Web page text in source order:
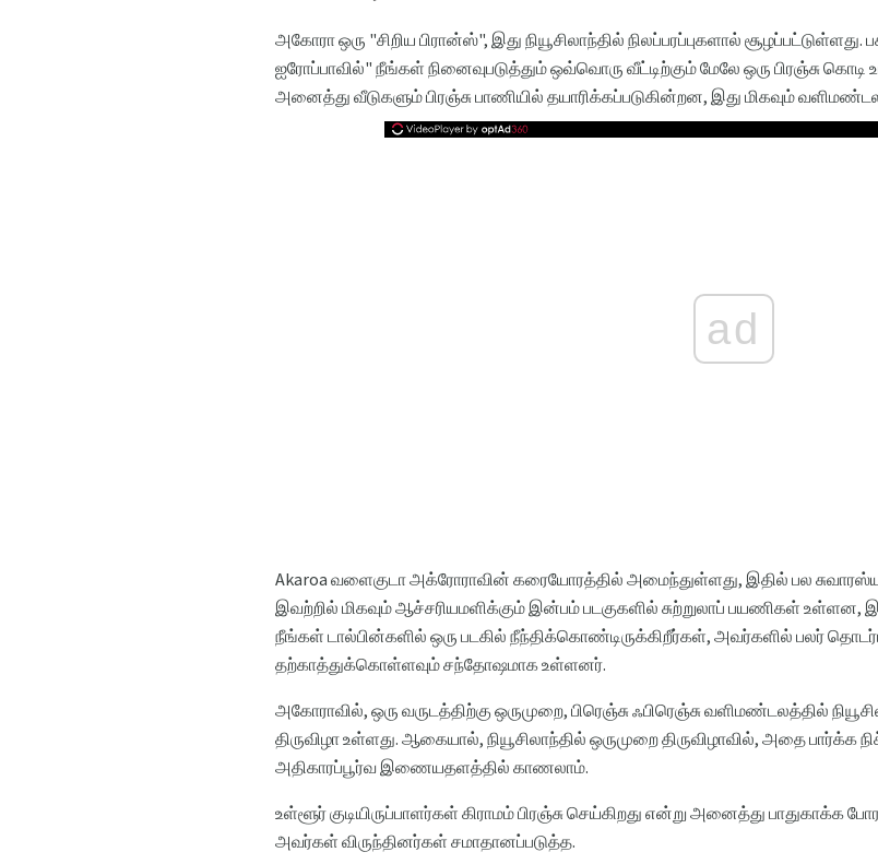
அகோரா ஒரு "சிறிய பிரான்ஸ்", இது நியூசிலாந்தில் நிலப்பரப்புகளால்
ஐரோப்பாவில்" நீங்கள் நினைவுபடுத்தும் ஒவ்வொரு வீட்டிற்கும் மேலே ஒரு பிரஞ்சு கொடி
அனைத்து வீடுகளும் பிரஞ்சு பாணியில் தயாரிக்கப்படுகின்றன, இது மிகவும் வளிமண்டல
ad
Akaroa வளைகுடா அக்ரோராவின் கரையோரத்தில் அமைந்துள்ளது, இதில் பல
இவற்றில் மிகவும் ஆச்சரியமளிக்கும் இன்பம் படகுகளில் சுற்றுலாப் பயணிகள் உள்ளன,
நீங்கள் டால்பின்களில் ஒரு படகில் நீந்திக்கொண்டிருக்கிறீர்கள், அவர்களில் பலர்
தற்காத்துக்கொள்ளவும் சந்தோஷமாக உள்ளனர்.
அகோராவில், ஒரு வருடத்திற்கு ஒருமுறை, பிரெஞ்சு ஃபிரெஞ்சு வளிமண்டலத்தில்
திருவிழா உள்ளது. ஆகையால், நியூசிலாந்தில் ஒருமுறை திருவிழாவில், அதை பார்க்க
அதிகாரப்பூர்வ இணையதளத்தில் காணலாம்.
உள்ளூர் குடியிருப்பாளர்கள் கிராமம் பிரஞ்சு செய்கிறது என்று அனைத்து பாதுகாக்க
அவர்கள் விருந்தினர்கள் சமாதானப்படுத்த.